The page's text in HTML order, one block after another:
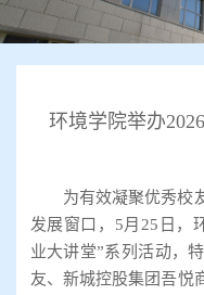
环境学院举办
为有效凝聚优秀校
发展窗口，5月25日，
业大讲堂”系列活动，
友、新城控股集团吾悦